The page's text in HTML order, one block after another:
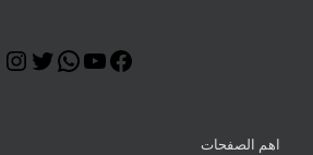
Facebook
YouTube
WhatsApp
Twitter
اهم الصفحات